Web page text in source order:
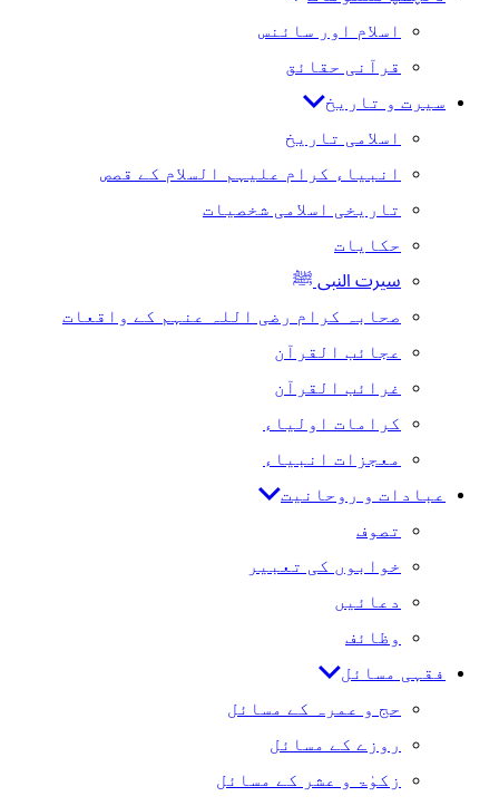
اسلام اور سائنس
قرآنی حقائق
سیرت و تاریخ
اسلامی تاریخ
انبیاء کرام علیہم السلام کے قصص
تاریخی اسلامی شخصیات
حکایات
سیرت النبی ﷺ
صحابہ کرام رضی اللہ عنہم کے واقعات
عجائب القرآن
غرائب القرآن
کرامات اولیاء
معجزات انبیاء
عبادات و روحانیت
تصوف
خوابوں کی تعبیر
دعائیں
وظائف
فقہی مسائل
حج و عمرہ کے مسائل
روزے کے مسائل
زکوٰۃ و عشر کے مسائل